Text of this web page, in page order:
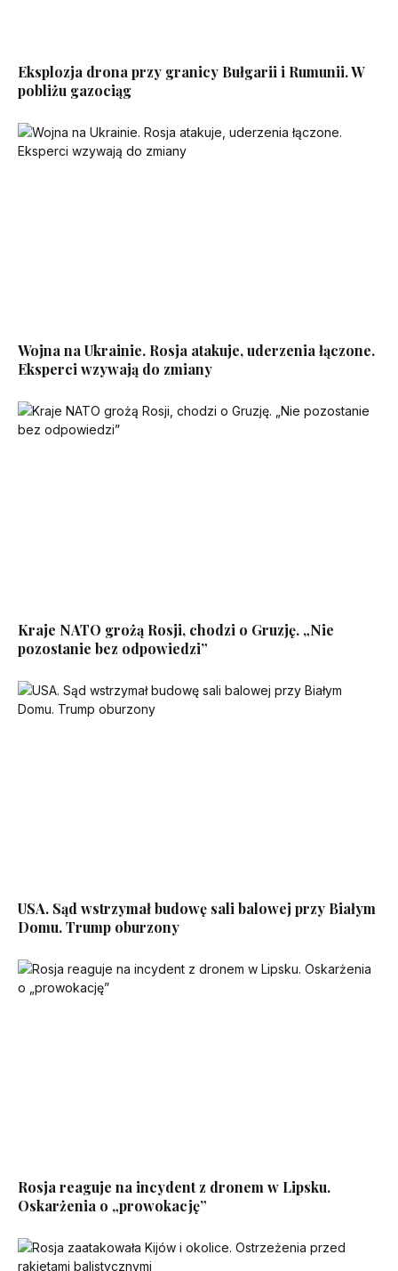
Eksplozja drona przy granicy Bułgarii i Rumunii. W
pobliżu gazociąg
Wojna na Ukrainie. Rosja atakuje, uderzenia łączone.
Eksperci wzywają do zmiany
Kraje NATO grożą Rosji, chodzi o Gruzję. „Nie
pozostanie bez odpowiedzi”
USA. Sąd wstrzymał budowę sali balowej przy Białym
Domu. Trump oburzony
Rosja reaguje na incydent z dronem w Lipsku.
Oskarżenia o „prowokację”